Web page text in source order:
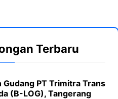
Terbaru
Gudang PT Trimitra Trans
(B-LOG), Tangerang